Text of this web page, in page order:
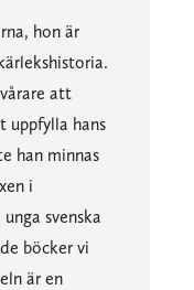
hon är
att
uppfylla hans
han minnas
i
svenska
böcker vi
är en